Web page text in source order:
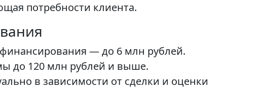
потребности клиента.
— до 6 млн рублей.
до 120 млн рублей и выше.
в зависимости от сделки и оценки